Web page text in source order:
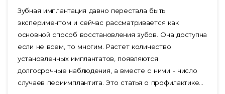
Зубная имплантация давно перестала быть
экспериментом и сейчас рассматривается как
основной способ восстановления зубов. Она доступна
если не всем, то многим. Растет количество
установленных имплантатов, появляются
долгосрочные наблюдения, а вместе с ними - число
случаев периимплантита. Это статья о профилактике...